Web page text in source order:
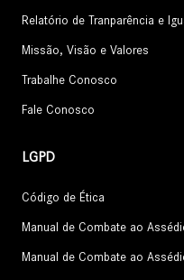
Relatório de Tranparência e
Missão, Visão e Valores
Trabalhe Conosco
Fale Conosco
LGPD
Código de Ética
Manual de Combate ao
Manual de Combate ao